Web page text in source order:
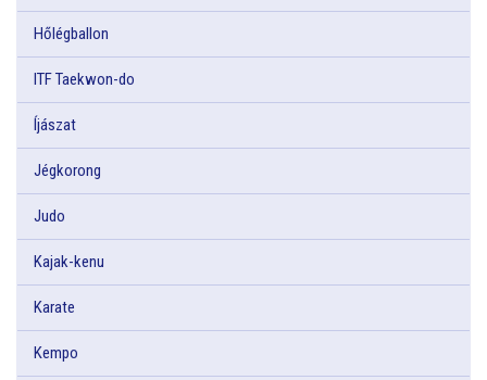
Hőlégballon
ITF Taekwon-do
Íjászat
Jégkorong
Judo
Kajak-kenu
Karate
Kempo